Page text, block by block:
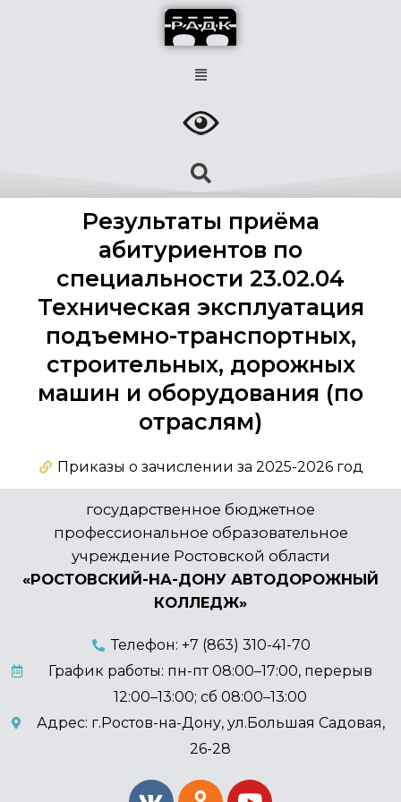
Результаты приёма
абитуриентов по
специальности 23.02.04
Техническая эксплуатация
подъемно-транспортных,
строительных, дорожных
машин и оборудования (по
отраслям)
Приказы о зачислении за 2025-2026 год
государственное бюджетное
профессиональное образовательное
учреждение Ростовской области
«РОСТОВСКИЙ-НА-ДОНУ АВТОДОРОЖНЫЙ
КОЛЛЕДЖ»
Телефон: +7 (863) 310-41-70
График работы: пн-пт 08:00–17:00, перерыв
12:00–13:00; сб 08:00–13:00
Адрес: г.Ростов-на-Дону, ул.Большая Садовая,
26-28